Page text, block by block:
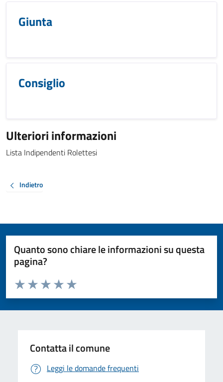
Giunta
Consiglio
Ulteriori informazioni
Lista Indipendenti Rolettesi
Indietro
Quanto sono chiare le informazioni su questa
pagina?
Valuta da 1 a 5 stelle la pagina
Valuta 5 stelle su 5
Valuta 4 stelle su 5
Valuta 3 stelle su 5
Valuta 2 stelle su 5
Valuta 1 stelle su 5
Contatta il comune
Leggi le domande frequenti